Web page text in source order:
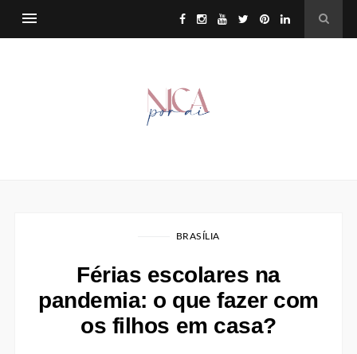
BRASÍLIA
Férias escolares na
pandemia: o que fazer com
os filhos em casa?